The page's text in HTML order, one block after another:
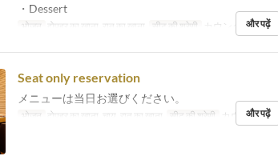
・Dessert
भोजन दोपहर का खाना, रात का खाना सीट की श्रेणी カウンターऔर पढ़ें
Seat only reservation
メニューは当日お選びください。
भोजन दोपहर का खाना, चाय, रात का खाना सीट की श्रेणी カウンター,
और पढ़ें